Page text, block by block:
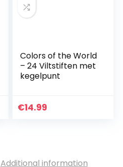
Colors of the World
– 24 Viltstiften met
kegelpunt
€14.99
Additional information